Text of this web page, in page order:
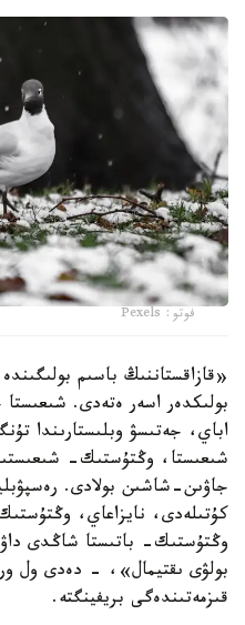
فوتو: Pexels
«قازاقستاننىڭ باسىم
بولىكدەر اسەر ەتەدى.
اباي، جەتىسۋ وبلىستارىندا
شىعىستا، وڭتۇستىك-
جاۋىن-شاشىن بولادى.
كۇتىلەدى، نايزاعاي،
وڭتۇستىك- باتىستا شاڭدى
بولۋى ىقتيمال»، - دەدى ول
قىزمەتىندەگى بريفينگتە.